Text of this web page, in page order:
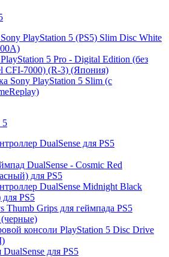
PlayStation 5 (PS5) Slim Disc White
5 Pro - Digital Edition (без
CFI-7000) (R-3) (Япония)
Sony PlayStation 5 Slim (с
5
DualSense для PS5
DualSense - Cosmic Red
для PS5
DualSense Midnight Black
PS5
Thumb Grips для геймпада PS5
консоли PlayStation 5 Disc Drive
DualSense для PS5